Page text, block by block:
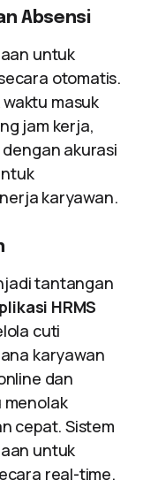
Absensi
untuk
otomatis.
masuk
jam kerja,
akurasi
karyawan.
tantangan
HRMS
cuti
karyawan
dan
cepat. Sistem
untuk
real-time.